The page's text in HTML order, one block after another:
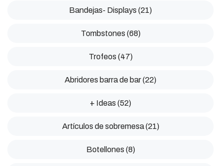
Bandejas- Displays (21)
Tombstones (68)
Trofeos (47)
Abridores barra de bar (22)
+ Ideas (52)
Artículos de sobremesa (21)
Botellones (8)